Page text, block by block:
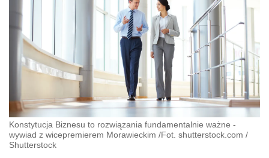
Konstytucja Biznesu to rozwiązania fundamentalnie ważne -
wywiad z wicepremierem Morawieckim /Fot. shutterstock.com /
Shutterstock